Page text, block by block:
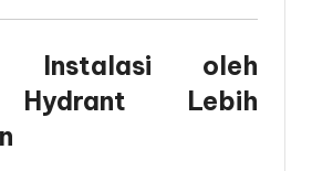
Instalasi oleh
Hydrant Lebih